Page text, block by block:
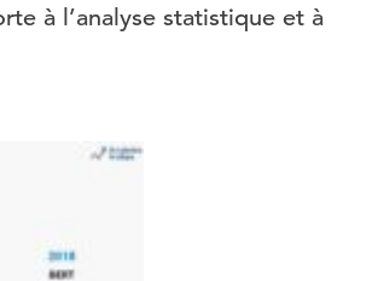
à l’analyse statistique et à